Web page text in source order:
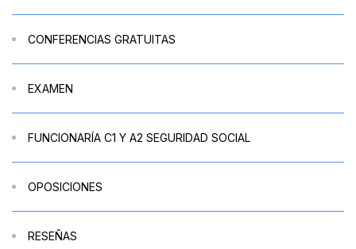
CONFERENCIAS GRATUITAS
EXAMEN
FUNCIONARÍA C1 Y A2 SEGURIDAD SOCIAL
OPOSICIONES
RESEÑAS